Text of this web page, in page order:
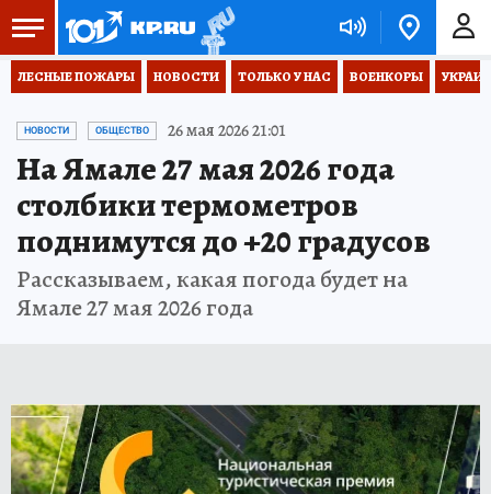
ЛЕСНЫЕ ПОЖАРЫ НОВОСТИ ТОЛЬКО У НАС ВОЕНКОРЫ
НОВОСТИ ОБЩЕСТВО 26 мая 2026 21:01
На Ямале 27 мая 2026 года
столбики термометров
поднимутся до +20 градусов
Рассказываем, какая погода будет на
Ямале 27 мая 2026 года